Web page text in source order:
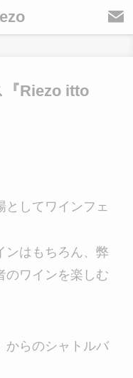
『Riezo itto
としてワインフェ
ンはもちろん、弊
のワインを楽しむ
からのシャトルバ